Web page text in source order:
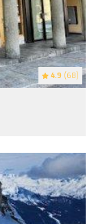
4.9 (68)